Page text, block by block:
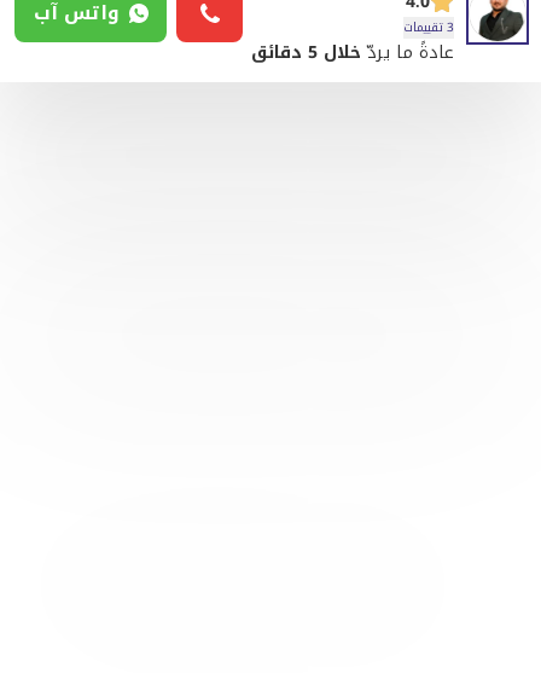
3 تقييمات
عادةً ما يردّخلال 5 دقائق
واتس آب